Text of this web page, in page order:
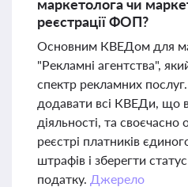
маркетолога чи
реєстрації ФОП?
Основним КВЕДом для
"Рекламні агентства",
спектр рекламних
додавати всі КВЕДи, що
діяльності, та
реєстрі платників
штрафів і зберегти
податку. Джерело